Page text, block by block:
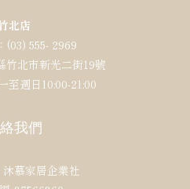
北店
(03) 555- 2969
竹北市新光二街19號
至週日10:00-21:00
我們
慕家居企業社